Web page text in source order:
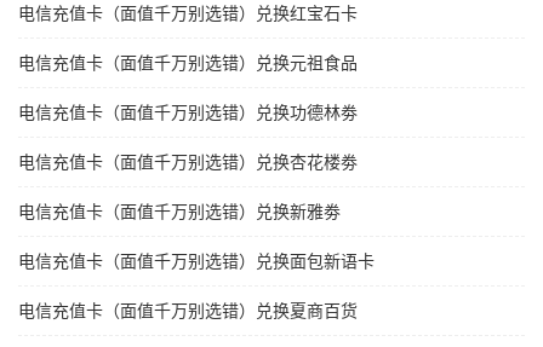
电信充值卡（面值千万别选错）兑换红宝石卡
电信充值卡（面值千万别选错）兑换元祖食品
电信充值卡（面值千万别选错）兑换功德林劵
电信充值卡（面值千万别选错）兑换杏花楼劵
电信充值卡（面值千万别选错）兑换新雅劵
电信充值卡（面值千万别选错）兑换面包新语卡
电信充值卡（面值千万别选错）兑换夏商百货